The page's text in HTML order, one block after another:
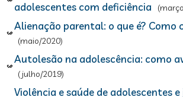
adolescentes com deficiência
Alienação parental: o que é? Como
(maio/2020)
Autolesão na adolescência: como
(julho/2019)
Violência e saúde de adolescentes